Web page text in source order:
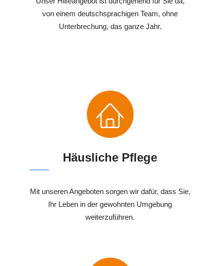
von einem deutschsprachigen Team, ohne
Unterbrechung, das ganze Jahr.
Häusliche Pflege
Mit unseren Angeboten sorgen wir dafür, dass Sie,
Ihr Leben in der gewohnten Umgebung
weiterzuführen.